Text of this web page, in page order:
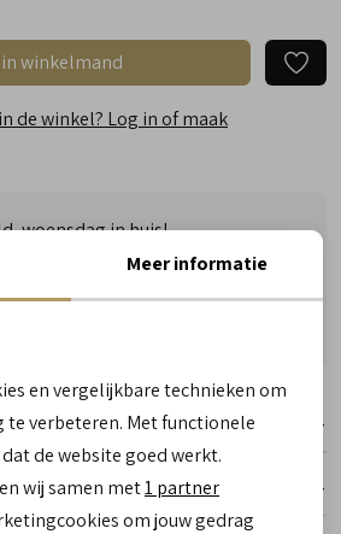
winkelmand
de winkel? Log in of maak
woensdag in huis!
u graag! Whatsapp of bel ons
vanaf €50,- (uitgezonderd sale)
in de winkel!
Meer informatie
en vergelijkbare technieken om
te verbeteren. Met functionele
de website goed werkt.
wij samen met1 partner
om jouw gedrag